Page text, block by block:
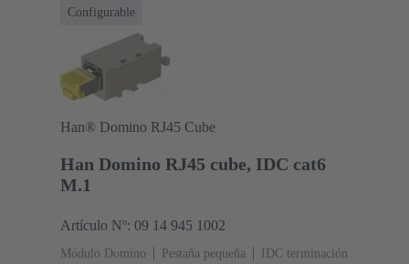
Configurable
Han® Domino RJ45 Cube
Han Domino RJ45 cube, IDC cat6
M.1
Artículo Nº: 09 14 945 1002
Módulo Domino Pestaña pequeña
IDC terminación